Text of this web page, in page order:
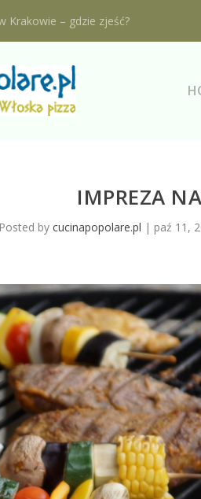
Krakowie – gdzie zjeść?
IMPREZA
Posted by cucinapopolare.pl | paź 11,